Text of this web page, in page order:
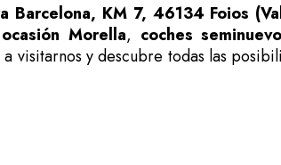
Barcelona, KM 7, 46134 Foios
Morella, coches
visitarnos y descubre todas las